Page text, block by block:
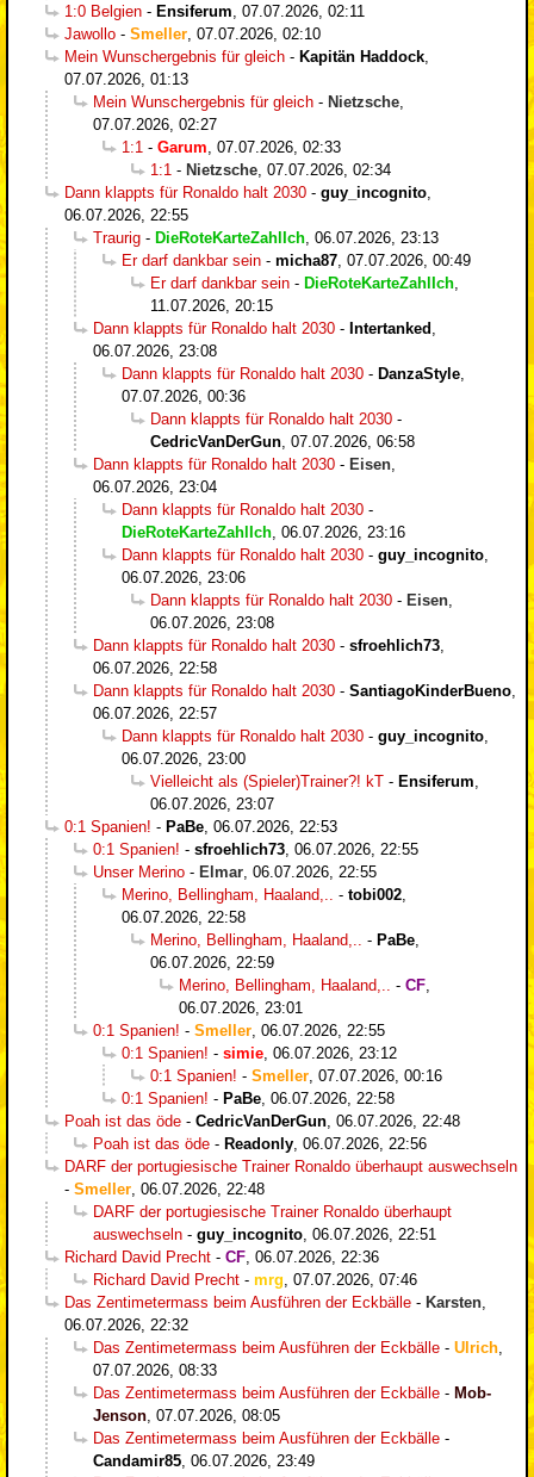
1:0 Belgien - Ensiferum 07.07.2026, 02:11
Jawollo - Smeller 07.07.2026, 02:10
Mein Wunschergebnis für gleich - Kapitän Haddock
07.07.2026, 01:13
Mein Wunschergebnis für gleich - Nietzsche
07.07.2026, 02:27
1:1 - Garum 07.07.2026, 02:33
1:1 - Nietzsche 07.07.2026, 02:34
Dann klappts für Ronaldo halt 2030 - guy_incognito
06.07.2026, 22:55
Traurig - DieRoteKarteZahlIch 06.07.2026, 23:13
Er darf dankbar sein - micha87 07.07.2026, 00:49
Er darf dankbar sein - DieRoteKarteZahlIch
11.07.2026, 20:15
Dann klappts für Ronaldo halt 2030 - Intertanked
06.07.2026, 23:08
Dann klappts für Ronaldo halt 2030 - DanzaStyle
07.07.2026, 00:36
Dann klappts für Ronaldo halt 2030 -
CedricVanDerGun 07.07.2026, 06:58
Dann klappts für Ronaldo halt 2030 - Eisen
06.07.2026, 23:04
Dann klappts für Ronaldo halt 2030 -
DieRoteKarteZahlIch 06.07.2026, 23:16
Dann klappts für Ronaldo halt 2030 - guy_incognito
06.07.2026, 23:06
Dann klappts für Ronaldo halt 2030 - Eisen
06.07.2026, 23:08
Dann klappts für Ronaldo halt 2030 - sfroehlich73
06.07.2026, 22:58
Dann klappts für Ronaldo halt 2030 - SantiagoKinderBueno
06.07.2026, 22:57
Dann klappts für Ronaldo halt 2030 - guy_incognito
06.07.2026, 23:00
Vielleicht als (Spieler)Trainer?! kT - Ensiferum
06.07.2026, 23:07
0:1 Spanien! - PaBe 06.07.2026, 22:53
0:1 Spanien! - sfroehlich73 06.07.2026, 22:55
Unser Merino - Elmar 06.07.2026, 22:55
Merino, Bellingham, Haaland,..
- tobi002
06.07.2026, 22:58
Merino, Bellingham, Haaland,..
- PaBe
06.07.2026, 22:59
Merino, Bellingham, Haaland,..
- CF
06.07.2026, 23:01
0:1 Spanien! - Smeller 06.07.2026, 22:55
0:1 Spanien! - simie 06.07.2026, 23:12
0:1 Spanien! - Smeller 07.07.2026, 00:16
0:1 Spanien! - PaBe 06.07.2026, 22:58
Poah ist das öde - CedricVanDerGun 06.07.2026, 22:48
Poah ist das öde - Readonly 06.07.2026, 22:56
DARF der portugiesische Trainer Ronaldo überhaupt auswechseln
- Smeller 06.07.2026, 22:48
DARF der portugiesische Trainer Ronaldo überhaupt
auswechseln - guy_incognito 06.07.2026, 22:51
Richard David Precht - CF 06.07.2026, 22:36
Richard David Precht - mrg 07.07.2026, 07:46
Das Zentimetermass beim Ausführen der Eckbälle - Karsten
06.07.2026, 22:32
Das Zentimetermass beim Ausführen der Eckbälle - Ulrich
07.07.2026, 08:33
Das Zentimetermass beim Ausführen der Eckbälle - Mob-
Jenson 07.07.2026, 08:05
Das Zentimetermass beim Ausführen der Eckbälle -
Candamir85 06.07.2026, 23:49